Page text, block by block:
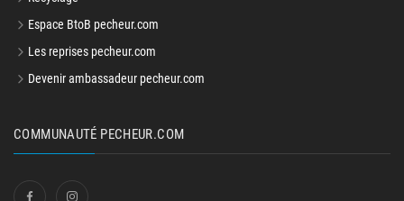
Espace BtoB pecheur.com
Les reprises pecheur.com
Devenir ambassadeur pecheur.com
COMMUNAUTÉ PECHEUR.COM